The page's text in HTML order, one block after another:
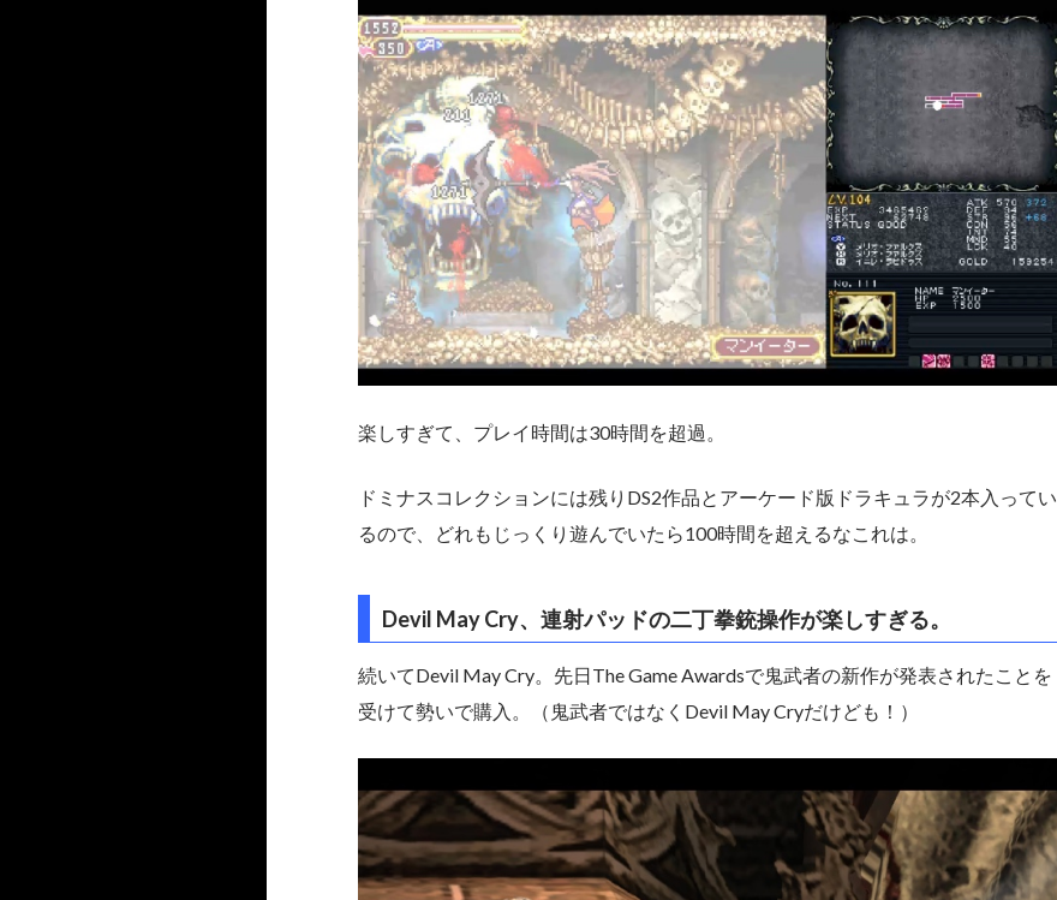
楽しすぎて、プレイ時間は30時間を超過。
ドミナスコレクションには残りDS2作品とアーケード版ドラキュラが2本入ってい
るので、どれもじっくり遊んでいたら100時間を超えるなこれは。
Devil May Cry、連射パッドの二丁拳銃操作が楽しすぎる。
続いてDevil May Cry。先日The Game Awardsで鬼武者の新作が発表されたことを
受けて勢いで購入。（鬼武者ではなくDevil May Cryだけども！）